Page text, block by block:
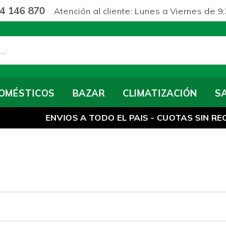
BAZAR CLIMATIZACIÓN
146 870 Atención al cliente: Lunes a Viernes de
ENVIOS A TODO EL PAIS - CUOTAS SIN